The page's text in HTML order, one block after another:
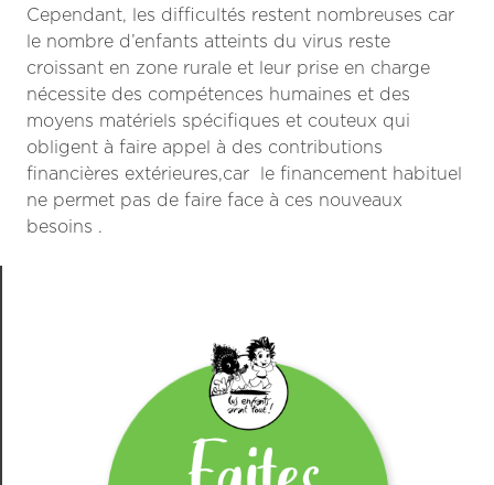
Cependant, les difficultés restent nombreuses car
le nombre d’enfants atteints du virus reste
croissant en zone rurale et leur prise en charge
nécessite des compétences humaines et des
moyens matériels spécifiques et couteux qui
obligent à faire appel à des contributions
financières extérieures,car le financement habituel
ne permet pas de faire face à ces nouveaux
besoins .